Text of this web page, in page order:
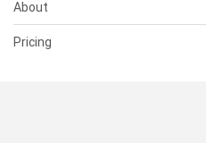
About
Pricing